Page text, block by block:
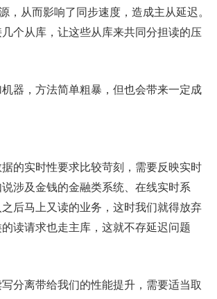
，从而影响了同步速度，造成主从延迟。
个从库，让这些从库来共同分担读的压
器，方法简单粗暴，但也会带来一定成
的实时性要求比较苛刻，需要反映实时
涉及金钱的金融类系统、在线实时系
后马上又读的业务，这时我们就得放弃
读请求也走主库，这就不存延迟问题
分离带给我们的性能提升，需要适当取